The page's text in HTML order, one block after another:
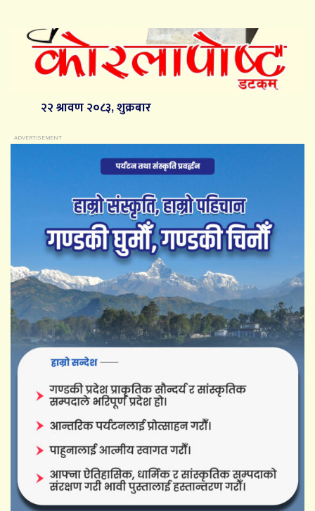
२२ श्रावण २०८३, शुक्रबार